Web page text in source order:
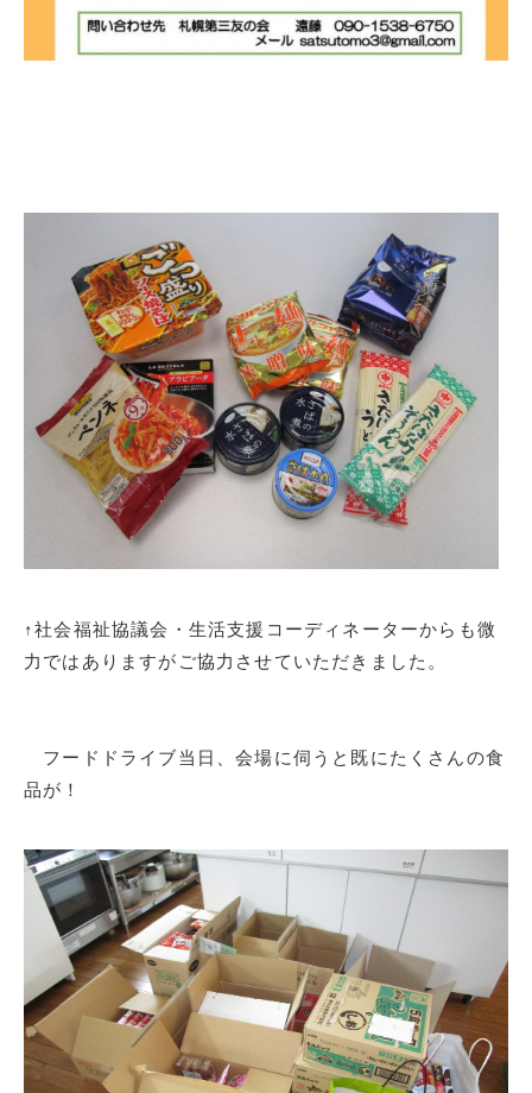
↑社会福祉協議会・生活支援コーディネーターからも微
力ではありますがご協力させていただきました。
フードドライブ当日、会場に伺うと既にたくさんの食
品が！